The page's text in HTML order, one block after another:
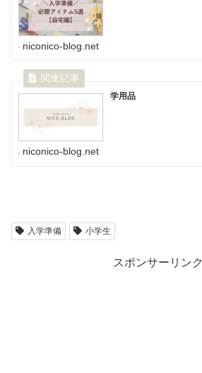
niconico-blog.net
学用品
niconico-blog.net
入学準備 小学生
スポンサーリンク